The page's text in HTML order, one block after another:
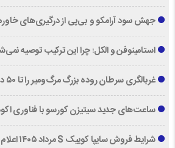
جهش سود آرامکو و بی‌پی از درگیری‌های
استامینوفن و الکل؛ چرا این ترکیب توصیه
غربالگری سرطان روده بزرگ مرگ‌ومیر را تا ۵۰ درصد کاهش داد
ساعت‌های جدید سیتیزن کورسو با فناوری
شرایط فروش سایپا کوییک S مرداد ۱۴۰۵ اعلام شد